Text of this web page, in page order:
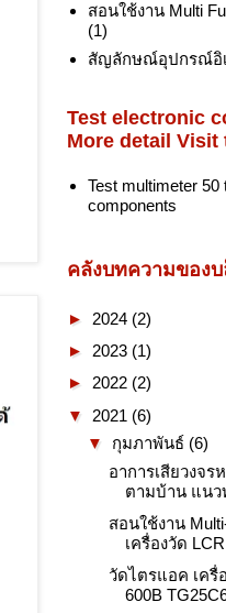
สอนใช้งาน Multi
(1)
สัญลักษณ์อุปกรณ์อิ
Test electronic
More detail Visit
Test multimeter 50
components
คลังบทความของ
► 2024 (2)
► 2023 (1)
► 2022 (2)
▼ 2021 (6)
▼ กุมภาพันธ์ (6)
อาการเสียวงจ
ตามบ้าน แนว
สอนใช้งาน
เครื่องวัด
วัดไตรแอค เครื่
600B